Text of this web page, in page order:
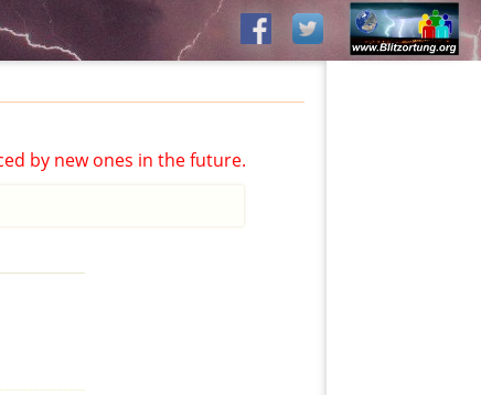
by new ones in the future.